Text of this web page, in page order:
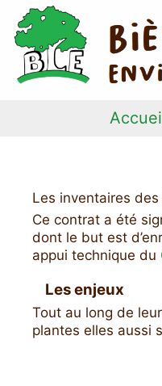
contenu
Les inventaires
Ce contrat a été
dont le but est
appui technique du
Les enjeux
Tout au long de
plantes elles aussi